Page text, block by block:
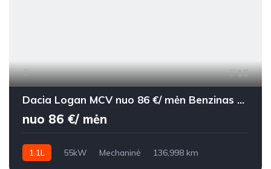
16
Dacia Logan MCV nuo 86 €/ mėn Benzinas 2015m. Universalas Mechaninė
nuo 86 €/ mėn
1.1L 55kW Mechaninė
136,998 km